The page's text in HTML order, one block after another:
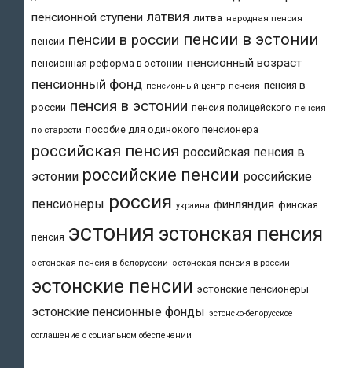
пенсионной ступени латвия литва народная пенсия
пенсии пенсии в россии пенсии в эстонии
пенсионная реформа в эстонии пенсионный возраст
пенсионный фонд пенсионный центр пенсия пенсия в
россии пенсия в эстонии пенсия полицейского пенсия
по старости пособие для одинокого пенсионера
российская пенсия российская пенсия в
эстонии российские пенсии российские
пенсионеры россия украина финляндия финская
пенсия эстония эстонская пенсия
эстонская пенсия в белоруссии эстонская пенсия в россии
эстонские пенсии эстонские пенсионеры
эстонские пенсионные фонды эстонско-белорусское
соглашение о социальном обеспечении